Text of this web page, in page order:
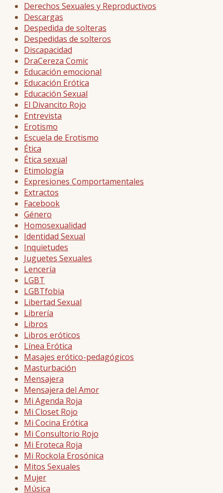
Derechos Sexuales y Reproductivos
Descargas
Despedida de solteras
Despedidas de solteros
Discapacidad
DraCereza Comic
Educación emocional
Educación Erótica
Educación Sexual
El Divancito Rojo
Entrevista
Erotismo
Escuela de Erotismo
Ética
Ética sexual
Etimología
Expresiones Comportamentales
Extractos
Facebook
Género
Homosexualidad
Identidad Sexual
Inquietudes
Juguetes Sexuales
Lencería
LGBT
LGBTfobia
Libertad Sexual
Librería
Libros
Libros eróticos
Línea Erótica
Masajes erótico-pedagógicos
Masturbación
Mensajera
Mensajera del Amor
Mi Agenda Roja
Mi Closet Rojo
Mi Cocina Erótica
Mi Consultorio Rojo
Mi Eroteca Roja
Mi Rockola Erosónica
Mitos Sexuales
Mujer
Música